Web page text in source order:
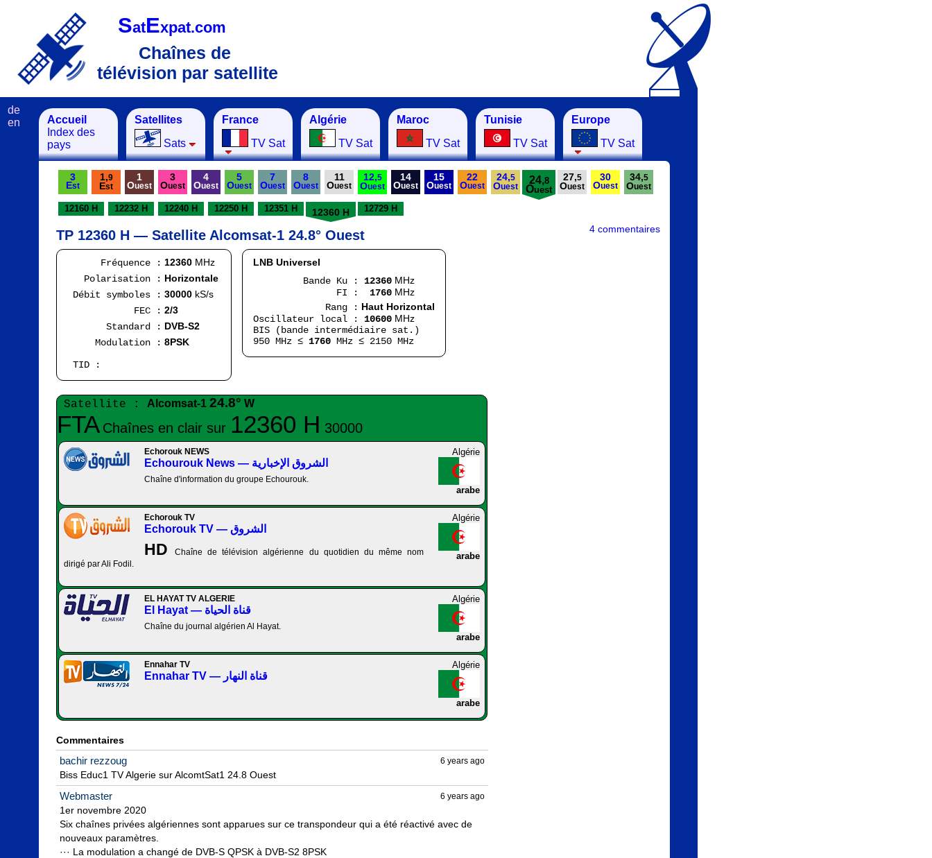
SatExpat.com
Chaînes de
télévision par satellite
Accueil
Index des
pays
Satellites
Sats
France
TV Sat
Algérie
TV Sat
Maroc
TV Sat
Tunisie
TV Sat
Europe
TV Sat
de
en
3
Est
1,9
Est
1
Ouest
3
Ouest
4
Ouest
5
Ouest
7
Ouest
8
Ouest
11
Ouest
12,5
Ouest
14
Ouest
15
Ouest
22
Ouest
24,5
Ouest
24,8
Ouest
27,5
Ouest
30
Ouest
34,5
Ouest
12160 H 12232 H 12240 H 12250 H 12351 H 12360 H 12729 H
TP 12360 H — Satellite Alcomsat-1 24.8° Ouest
Fréquence : 12360 MHz
Polarisation : Horizontale
Débit symboles : 30000 kS/s
FEC : 2/3
Standard : DVB-S2
Modulation : 8PSK
TID :
LNB Universel
Bande Ku : 12360 MHz
FI :
1760 MHz
Rang : Haut Horizontal
Oscillateur local : 10600 MHz
BIS (bande intermédiaire sat.)
950 MHz ≤ 1760 MHz ≤ 2150 MHz
Satellite : Alcomsat-1 24.8° W
FTA Chaînes en clair sur 12360 H 30000
Algérie
arabe
Echorouk NEWS
Echourouk News — الشروق الإخبارية
Chaîne d'information du groupe Echourouk.
Algérie
arabe
Echorouk TV
Echorouk TV — الشروق
HD
Chaîne de télévision algérienne du quotidien du même nom
dirigé par Ali Fodil.
Algérie
arabe
EL HAYAT TV ALGERIE
El Hayat — قناة الحياة
Chaîne du journal algérien Al Hayat.
Algérie
arabe
Ennahar TV
Ennahar TV — قناة النهار
4 commentaires
Commentaires
6 years ago
bachir rezzoug
Biss Educ1 TV Algerie sur AlcomtSat1 24.8 Ouest
6 years ago
Webmaster
1er novembre 2020
Six chaînes privées algériennes sont apparues sur ce transpondeur qui a été réactivé avec de
nouveaux paramètres.
··· La modulation a changé de DVB-S QPSK à DVB-S2 8PSK